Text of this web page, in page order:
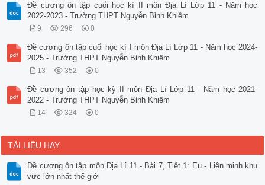
Đề cương ôn tập cuối học kì II môn Địa Lí Lớp 11 - Năm học
2022-2023 - Trường THPT Nguyễn Bỉnh Khiêm
9 296 0
Đề cương ôn tập cuối học kì I môn Địa Lí Lớp 11 - Năm học 2024-
2025 - Trường THPT Nguyễn Bỉnh Khiêm
13 352 0
Đề cương ôn tập học kỳ II môn Địa Lí Lớp 11 - Năm học 2021-
2022 - Trường THPT Nguyễn Bỉnh Khiêm
14 324 0
TÀI LIỆU HAY
Đề cương ôn tập môn Địa Lí 11 - Bài 7, Tiết 1: Eu - Liên minh khu
vực lớn nhất thế giới